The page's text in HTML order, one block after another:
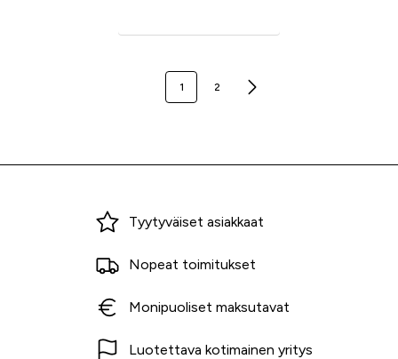
1 2
Miksi ostaa Tarvikekeskuksesta?
Tyytyväiset asiakkaat
Nopeat toimitukset
Monipuoliset maksutavat
Luotettava kotimainen yritys